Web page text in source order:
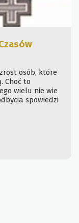
osób, które
Choć to
wielu nie wie
spowiedzi